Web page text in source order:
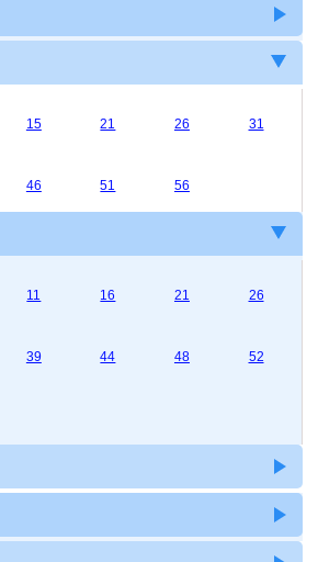
15 21 26 31
46 51 56
11 16 21 26
39 44 48 52